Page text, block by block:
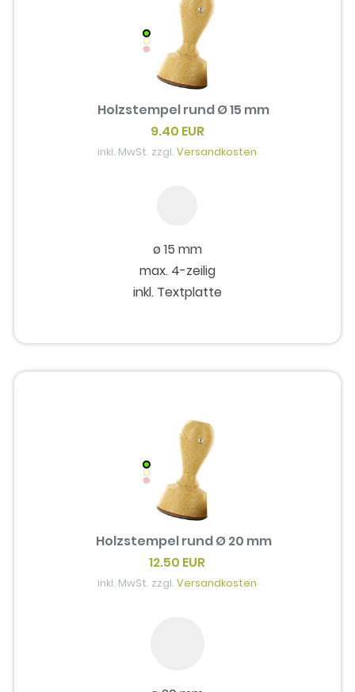
Holzstempel rund Ø 15 mm
9.40 EUR
inkl. MwSt. zzgl.Versandkosten
ø 15 mm
max. 4-zeilig
inkl. Textplatte
Holzstempel rund Ø 20 mm
12.50 EUR
inkl. MwSt. zzgl.Versandkosten